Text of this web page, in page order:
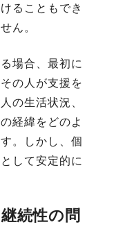
ることもでき
ん。
場合、最初に
の人が支援を
の生活状況、
経緯をどのよ
。しかし、個
して安定的に
続性の問